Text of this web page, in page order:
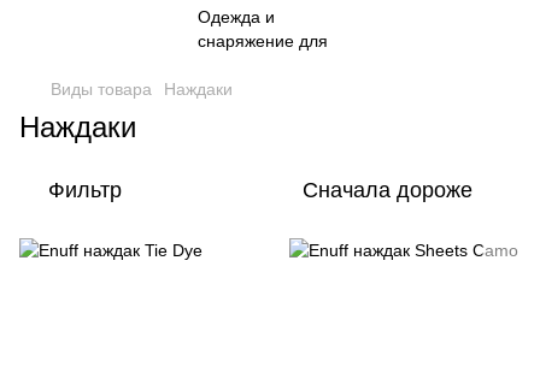
Виды товара Наждаки
Наждаки
Фильтр Сначала дороже